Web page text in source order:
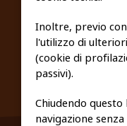
Inoltre, previo
l'utilizzo di
(cookie di
passivi).
Chiudendo
navigazione